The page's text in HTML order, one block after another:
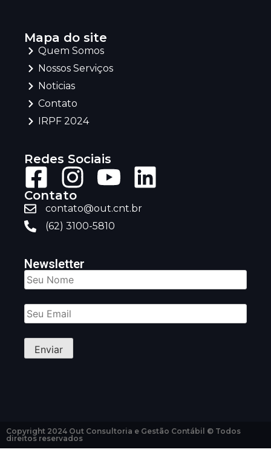
Mapa do site
Quem Somos
Nossos Serviços
Noticias
Contato
IRPF 2024
Redes Sociais
Contato
contato@out.cnt.br
(62) 3100-5810
Newsletter
Copyright 2024 Out Consultoria e Gestão Contábil © Todos
direitos reservados